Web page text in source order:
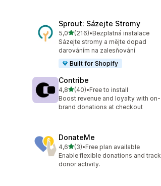
Sprout: Sázejte Stromy
5,0z 5 hvězd
(216)
Celkový počet recenzí: 216
•Bezplatná instalace
Sázejte stromy a mějte dopad
darováním na zalesňování
Built for Shopify
Contribe
4,8z 5 hvězd
(40)
Celkový počet recenzí: 40
•Free to install
Boost revenue and loyalty with on-
brand donations at checkout
DonateMe
4,6z 5 hvězd
(3)
Celkový počet recenzí: 3
•Free plan available
Enable flexible donations and track
donor activity.